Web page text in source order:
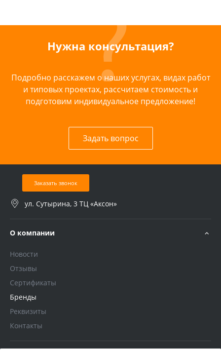
Нужна консультация?
Подробно расскажем о наших услугах, видах работ
и типовых проектах, рассчитаем стоимость и
подготовим индивидуальное предложение!
Задать вопрос
Заказать звонок
ул. Сутырина, 3 ТЦ «Аксон»
О компании
Новости
Отзывы
Сертификаты
Бренды
Реквизиты
Контакты